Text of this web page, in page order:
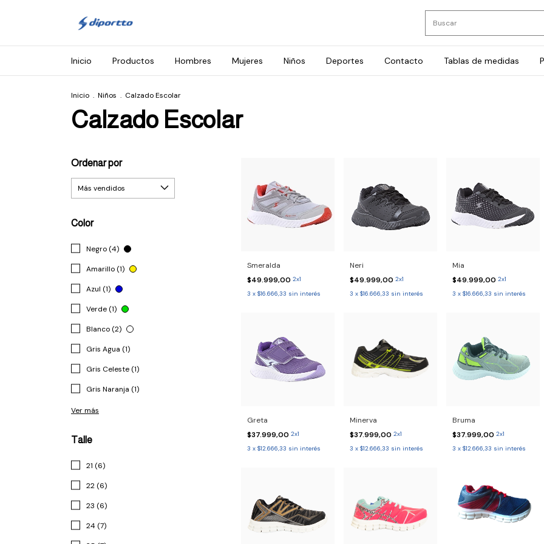
Inicio Productos Hombres Mujeres Niños Deportes Contacto Tablas de medidas
Inicio . Niños . Calzado Escolar
Calzado Escolar
Ordenar por
Color
Negro (4)
Amarillo (1)
Azul (1)
Verde (1)
Blanco (2)
Gris Agua (1)
Gris Celeste (1)
Gris Naranja (1)
Ver más
Talle
21 (6)
22 (6)
23 (6)
24 (7)
Smeralda
$49.999,00 2x1
3 x $16.666,33 sin interés
Neri
$49.999,00 2x1
3 x $16.666,33 sin interés
Mia
$49.999,00 2x1
3 x $16.666,33 sin interés
Greta
$37.999,00 2x1
3 x $12.666,33 sin interés
Minerva
$37.999,00 2x1
3 x $12.666,33 sin interés
Bruma
$37.999,00 2x1
3 x $12.666,33 sin interés